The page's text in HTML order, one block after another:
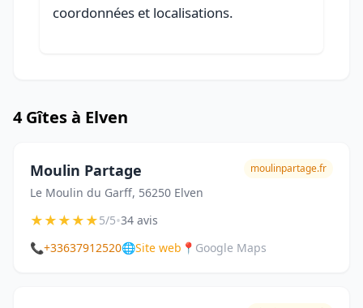
coordonnées et localisations.
4 Gîtes à Elven
Moulin Partage
Le Moulin du Garff, 56250 Elven
moulinpartage.fr
★★★★★5/5•34 avis
📞+33637912520🌐Site web 📍 Google Maps